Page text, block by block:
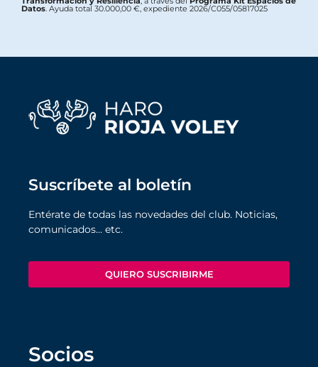
Datos. Ayuda total 30.000,00 €, expediente 2026/C055/05817025
Suscríbete al boletín
Entérate de todas las novedades del club. Noticias,
comunicados… etc.
QUIERO SUSCRIBIRME
Socios